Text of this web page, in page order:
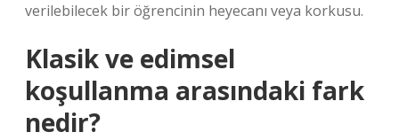
verilebilecek bir öğrencinin heyecanı veya korkusu.
Klasik ve edimsel
koşullanma arasındaki fark
nedir?